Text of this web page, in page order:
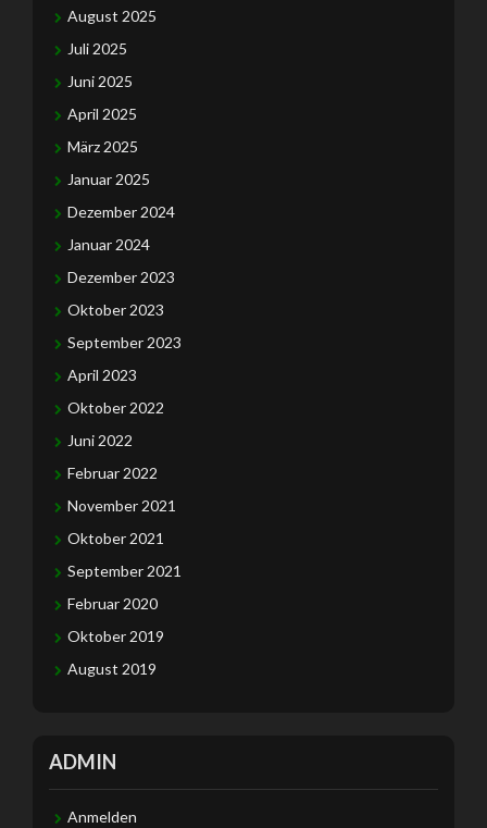
August 2025
Juli 2025
Juni 2025
April 2025
März 2025
Januar 2025
Dezember 2024
Januar 2024
Dezember 2023
Oktober 2023
September 2023
April 2023
Oktober 2022
Juni 2022
Februar 2022
November 2021
Oktober 2021
September 2021
Februar 2020
Oktober 2019
August 2019
ADMIN
Anmelden